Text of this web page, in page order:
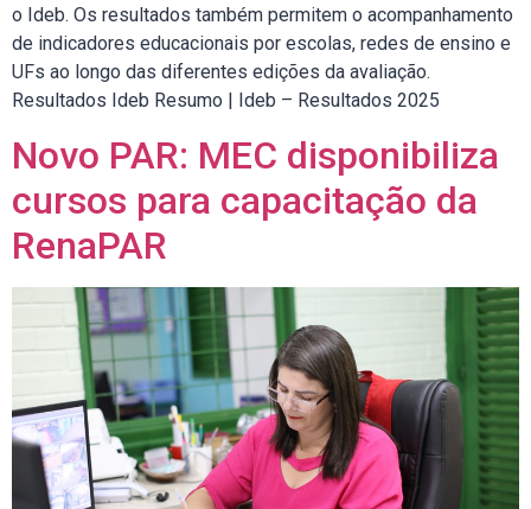
o Ideb. Os resultados também permitem o acompanhamento
de indicadores educacionais por escolas, redes de ensino e
UFs ao longo das diferentes edições da avaliação.
Resultados Ideb Resumo | Ideb – Resultados 2025
Novo PAR: MEC disponibiliza
cursos para capacitação da
RenaPAR